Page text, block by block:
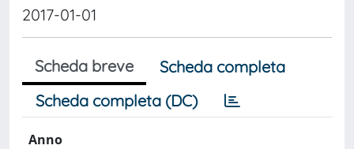
2017-01-01
Scheda breve
Scheda completa
Scheda completa (DC)
Anno